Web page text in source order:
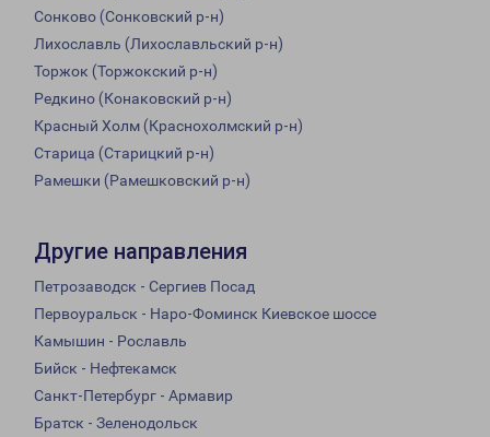
Сонково (Сонковский р-н)
Лихославль (Лихославльский р-н)
Торжок (Торжокский р-н)
Редкино (Конаковский р-н)
Красный Холм (Краснохолмский р-н)
Старица (Старицкий р-н)
Рамешки (Рамешковский р-н)
Другие направления
Петрозаводск - Сергиев Посад
Первоуральск - Наро-Фоминск Киевское шоссе
Камышин - Рославль
Бийск - Нефтекамск
Санкт-Петербург - Армавир
Братск - Зеленодольск